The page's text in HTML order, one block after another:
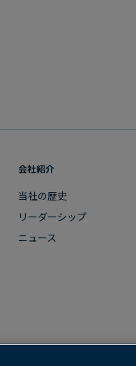
会社紹介
当社の​歴史
リーダーシップ
ニュース